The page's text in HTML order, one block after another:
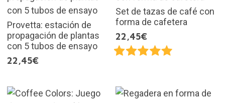
Provetta: estación de
propagación de plantas
con 5 tubos de ensayo
22,45€
Set de tazas de café con
forma de cafetera
22,45€